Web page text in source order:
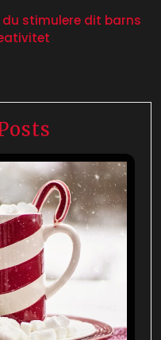
stimulere dit barns